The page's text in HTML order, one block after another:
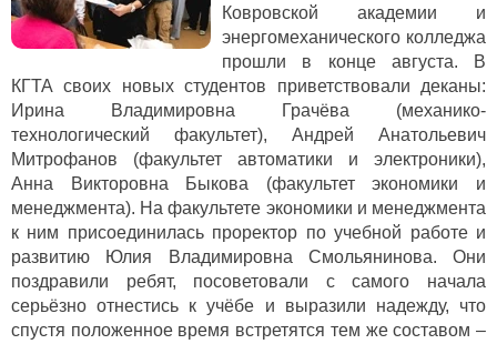
Ковровской академии и
энергомеханического колледжа
прошли в конце августа. В
КГТА своих новых студентов приветствовали деканы:
Ирина Владимировна Грачёва (механико-
технологический факультет), Андрей Анатольевич
Митрофанов (факультет автоматики и электроники),
Анна Викторовна Быкова (факультет экономики и
менеджмента). На факультете экономики и менеджмента
к ним присоединилась проректор по учебной работе и
развитию Юлия Владимировна Смольянинова. Они
поздравили ребят, посоветовали с самого начала
серьёзно отнестись к учёбе и выразили надежду, что
спустя положенное время встретятся тем же составом –